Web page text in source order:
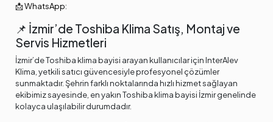
📩 WhatsApp:
📌 İzmir’de Toshiba Klima Satış, Montaj ve
Servis Hizmetleri
İzmir’de Toshiba klima bayisi arayan kullanıcılar için InterAlev
Klima, yetkili satıcı güvencesiyle profesyonel çözümler
sunmaktadır. Şehrin farklı noktalarında hızlı hizmet sağlayan
ekibimiz sayesinde, en yakın Toshiba klima bayisi İzmir genelinde
kolayca ulaşılabilir durumdadır.